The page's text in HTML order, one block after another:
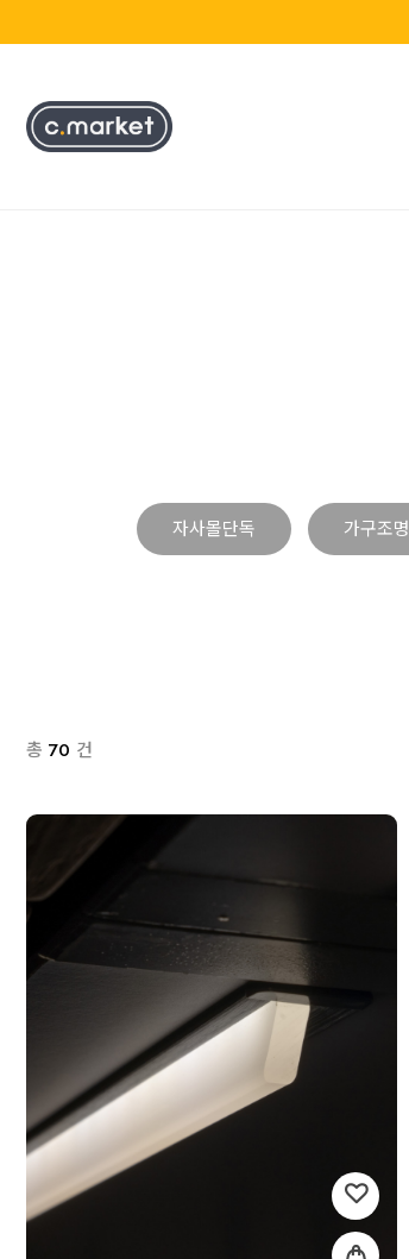
자사몰단독 가구조명
총 70 건